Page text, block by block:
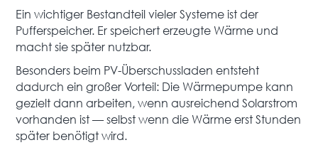
Ein wichtiger Bestandteil vieler Systeme ist der
Pufferspeicher. Er speichert erzeugte Wärme und
macht sie später nutzbar.
Besonders beim PV-Überschussladen entsteht
dadurch ein großer Vorteil: Die Wärmepumpe kann
gezielt dann arbeiten, wenn ausreichend Solarstrom
vorhanden ist — selbst wenn die Wärme erst Stunden
später benötigt wird.